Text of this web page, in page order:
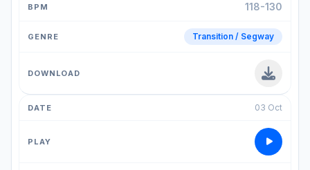
118-130
Transition / Segway
03 Oct